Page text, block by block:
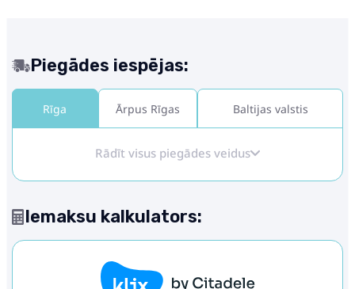
Piegādes iespējas:
Rīga Ārpus Rīgas Baltijas valstis
Rādīt visus piegādes veidus
Iemaksu kalkulators: